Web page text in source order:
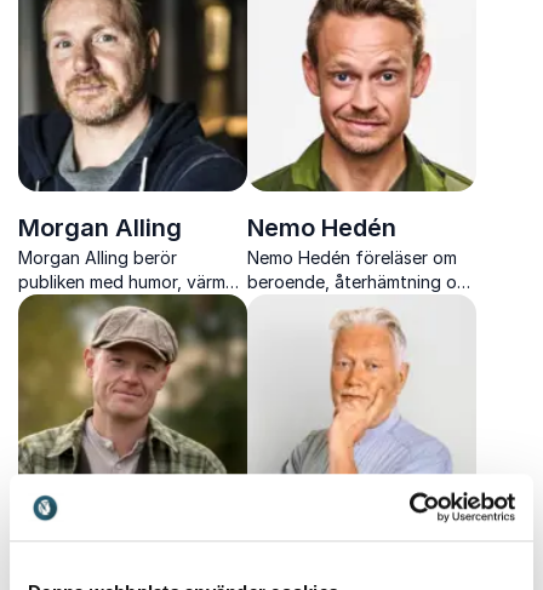
engagerande och konkreta
föreläsningar.
show publiken sent glömmer.
Morgan Alling
Morgan Alling berör
publiken med humor, värme
och allvar i föreläsningar om
motgångar, konflikter och
hur negativa tankemönster
kan vändas till styrka.
Nemo Hedén
Nemo Hedén föreläser om
beroende, återhämtning och
mental hälsa med både
personlig erfarenhet och
vetenskaplig kunskap.